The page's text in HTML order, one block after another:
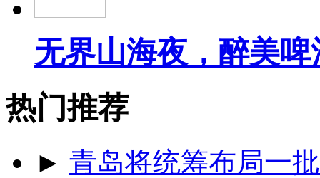
无界山海夜，醉美
热门推荐
► 青岛将统筹布局一